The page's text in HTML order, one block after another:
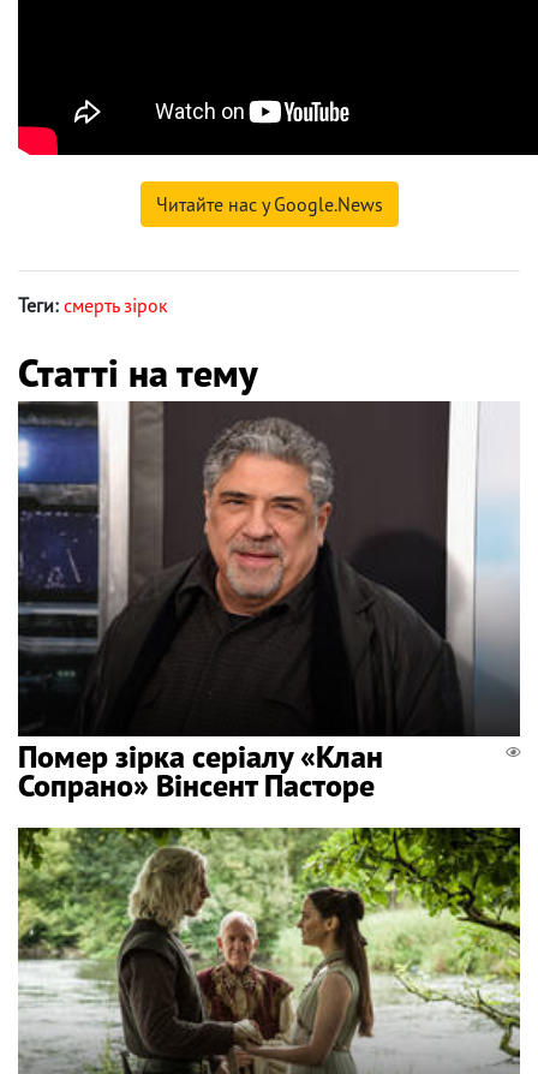
Читайте нас у Google.News
Теги: смерть зірок
Статті на тему
Помер зірка серіалу «Клан
Сопрано» Вінсент Пасторе